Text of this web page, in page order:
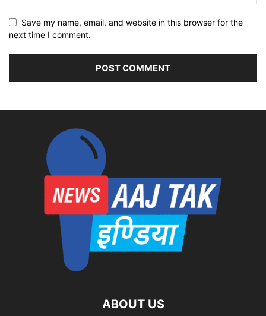
Save my name, email, and website in this browser for the
next time I comment.
ABOUT US